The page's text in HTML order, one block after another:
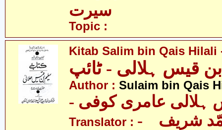
سیرت
Topic :
Kitab Salim bin Qais Hilali
قیس ہلالی - ٹائپ
Author : Sulaim bin Qais
ہلالی عامری کوفی
Translator : شریف